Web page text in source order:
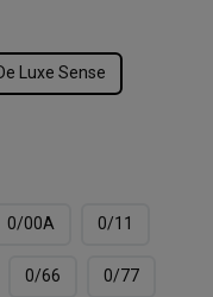
Luxe Sense
0/00А 0/11
0/66 0/77